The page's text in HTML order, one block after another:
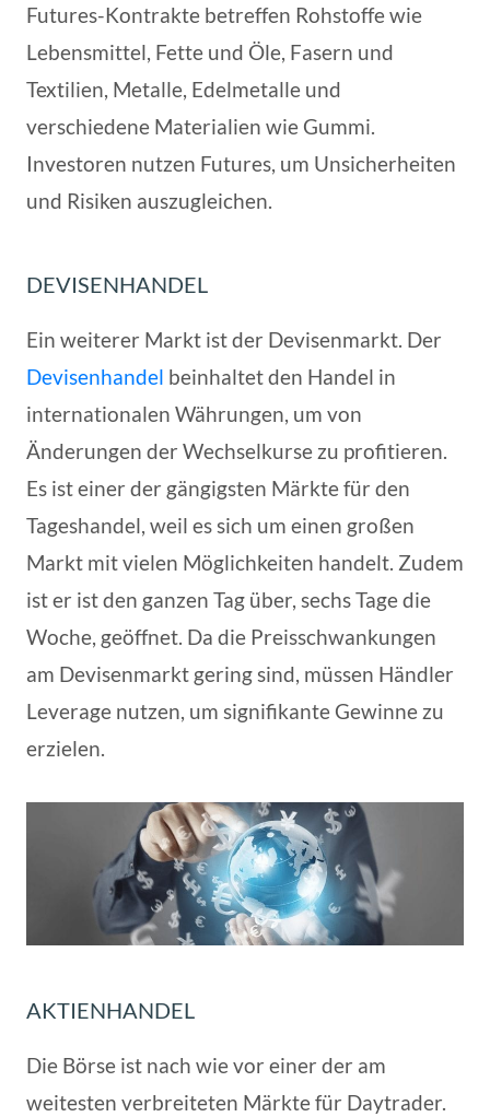
Futures-Kontrakte betreffen Rohstoffe wie
Lebensmittel, Fette und Öle, Fasern und
Textilien, Metalle, Edelmetalle und
verschiedene Materialien wie Gummi.
Investoren nutzen Futures, um Unsicherheiten
und Risiken auszugleichen.
DEVISENHANDEL
Ein weiterer Markt ist der Devisenmarkt. Der
Devisenhandel beinhaltet den Handel in
internationalen Währungen, um von
Änderungen der Wechselkurse zu profitieren.
Es ist einer der gängigsten Märkte für den
Tageshandel, weil es sich um einen großen
Markt mit vielen Möglichkeiten handelt. Zudem
ist er ist den ganzen Tag über, sechs Tage die
Woche, geöffnet. Da die Preisschwankungen
am Devisenmarkt gering sind, müssen Händler
Leverage nutzen, um signifikante Gewinne zu
erzielen.
AKTIENHANDEL
Die Börse ist nach wie vor einer der am
weitesten verbreiteten Märkte für Daytrader.